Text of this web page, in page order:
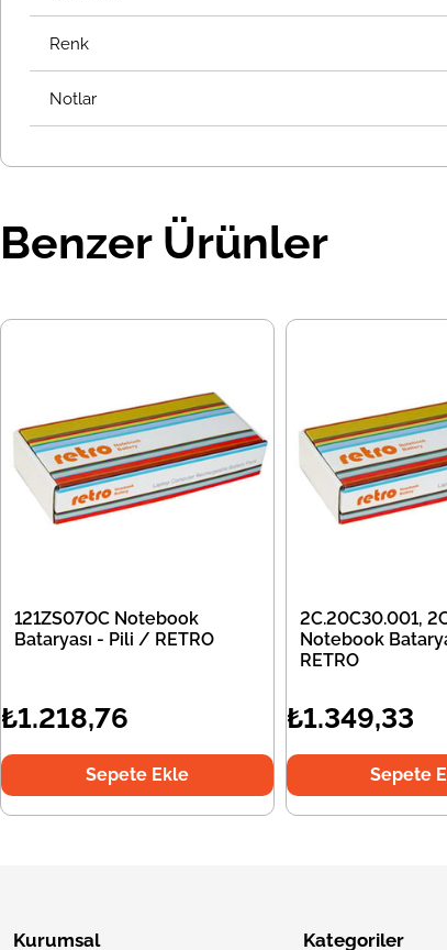
Renk
Notlar
Benzer Ürünler
121ZS07OC Notebook
Bataryası - Pili / RETRO
₺1.218,76
Sepete Ekle
2C.20C30.001,
Notebook
RETRO
₺1.349,33
Sepete
Kurumsal Kategoriler